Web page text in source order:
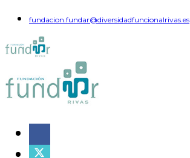
fundacion.fundar@diversidadfuncionalrivas.es